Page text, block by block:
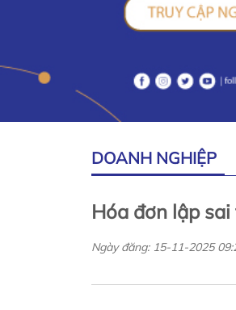
DOANH NGHIỆP
Hóa đơn lập
Ngày đăng: 15-11-2025